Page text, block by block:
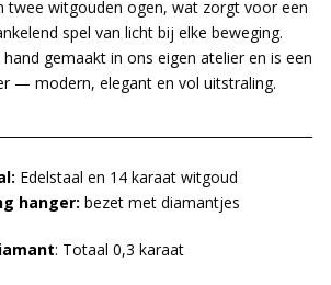
twee witgouden ogen, wat zorgt voor een
spel van licht bij elke beweging.
gemaakt in ons eigen atelier en is een
— modern, elegant en vol uitstraling.
Edelstaal en 14 karaat witgoud
hanger: bezet met diamantjes
: Totaal 0,3 karaat